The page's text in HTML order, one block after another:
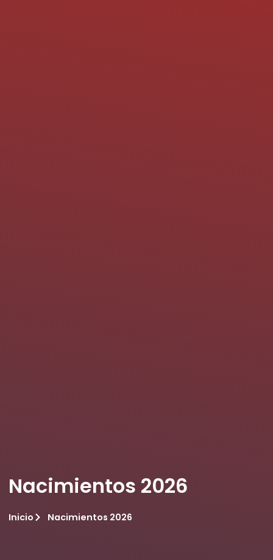
Nacimientos 2026
Inicio Nacimientos 2026